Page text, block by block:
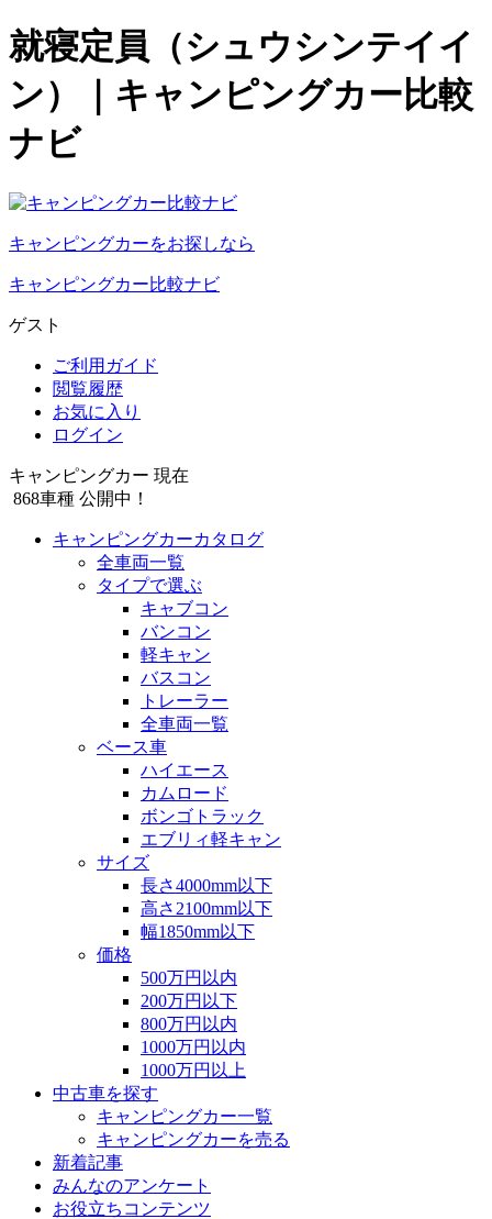
就寝定員（シュウシンテイイ
ン）｜キャンピングカー比較
ナビ
キャンピングカーをお探しなら
キャンピングカー比較ナビ
ゲスト
ご利用ガイド
閲覧履歴
お気に入り
ログイン
キャンピングカー 現在
868車種 公開中！
キャンピングカーカタログ
全車両一覧
タイプで選ぶ
キャブコン
バンコン
軽キャン
バスコン
トレーラー
全車両一覧
ベース車
ハイエース
カムロード
ボンゴトラック
エブリィ軽キャン
サイズ
長さ4000mm以下
高さ2100mm以下
幅1850mm以下
価格
500万円以内
200万円以下
800万円以内
1000万円以内
1000万円以上
中古車を探す
キャンピングカー一覧
キャンピングカーを売る
新着記事
みんなのアンケート
お役立ちコンテンツ